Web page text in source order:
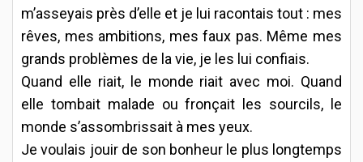
m’asseyais près d’elle et je lui racontais tout : mes
rêves, mes ambitions, mes faux pas. Même mes
grands problèmes de la vie, je les lui confiais.
Quand elle riait, le monde riait avec moi. Quand
elle tombait malade ou fronçait les sourcils, le
monde s’assombrissait à mes yeux.
Je voulais jouir de son bonheur le plus longtemps